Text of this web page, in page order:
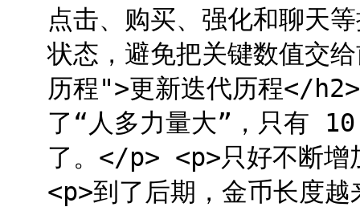
点击、购买、强化和聊天
状态，避免把关键数值
历程">更新迭代历程</
了“人多力量大”，只有
了。</p> <p>只好不断增
<p>到了后期，金币长度